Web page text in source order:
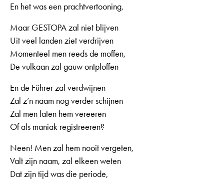
En het was een prachtvertooning,
Maar GESTOPA zal niet blijven
Uit veel landen ziet verdrijven
Momenteel men reeds de moffen,
De vulkaan zal gauw ontploffen
En de Führer zal verdwijnen
Zal z’n naam nog verder schijnen
Zal men laten hem vereeren
Of als maniak registreeren?
Neen! Men zal hem nooit vergeten,
Valt zijn naam, zal elkeen weten
Dat zijn tijd was die periode,